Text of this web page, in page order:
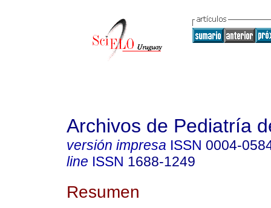
Archivos de Pediatría
versión impresa ISSN 0004-
line ISSN 1688-1249
Resumen